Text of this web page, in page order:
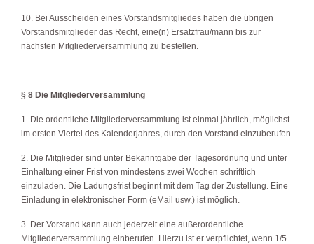
10. Bei Ausscheiden eines Vorstandsmitgliedes haben die übrigen
Vorstandsmitglieder das Recht, eine(n) Ersatzfrau/mann bis zur
nächsten Mitgliederversammlung zu bestellen.
§ 8 Die Mitgliederversammlung
1. Die ordentliche Mitgliederversammlung ist einmal jährlich, möglichst
im ersten Viertel des Kalenderjahres, durch den Vorstand einzuberufen.
2. Die Mitglieder sind unter Bekanntgabe der Tagesordnung und unter
Einhaltung einer Frist von mindestens zwei Wochen schriftlich
einzuladen. Die Ladungsfrist beginnt mit dem Tag der Zustellung. Eine
Einladung in elektronischer Form (eMail usw.) ist möglich.
3. Der Vorstand kann auch jederzeit eine außerordentliche
Mitgliederversammlung einberufen. Hierzu ist er verpflichtet, wenn 1/5